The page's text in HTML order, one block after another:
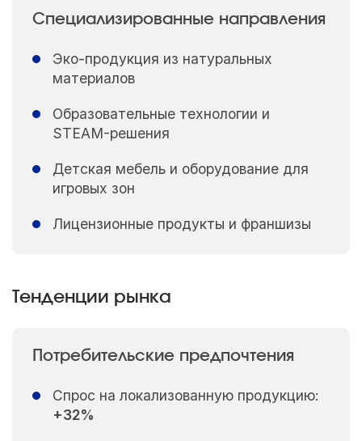
Специализированные направления
Эко-продукция из натуральных
материалов
Образовательные технологии и
STEAM-решения
Детская мебель и оборудование для
игровых зон
Лицензионные продукты и франшизы
Тенденции рынка
Потребительские предпочтения
Спрос на локализованную продукцию:
+32%